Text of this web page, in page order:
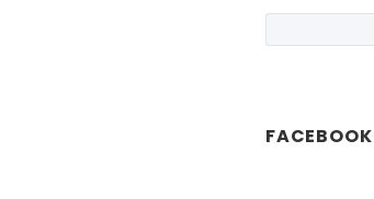
FACEBOOK